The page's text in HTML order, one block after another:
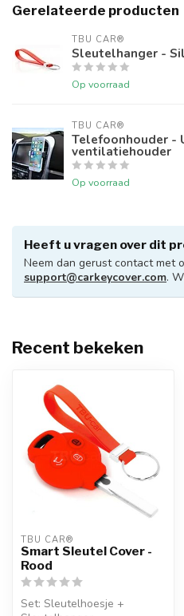
Gerelateerde producten
TBU CAR®
Sleutelhanger -
Op voorraad
TBU CAR®
Telefoonhouder -
ventilatiehouder
Op voorraad
Heeft u vragen over dit
Neem dan gerust contact met
support@carkeycover.com.
Recent bekeken
TBU CAR®
Smart Sleutel Cover -
Rood
Set: Sleutelhoesje +